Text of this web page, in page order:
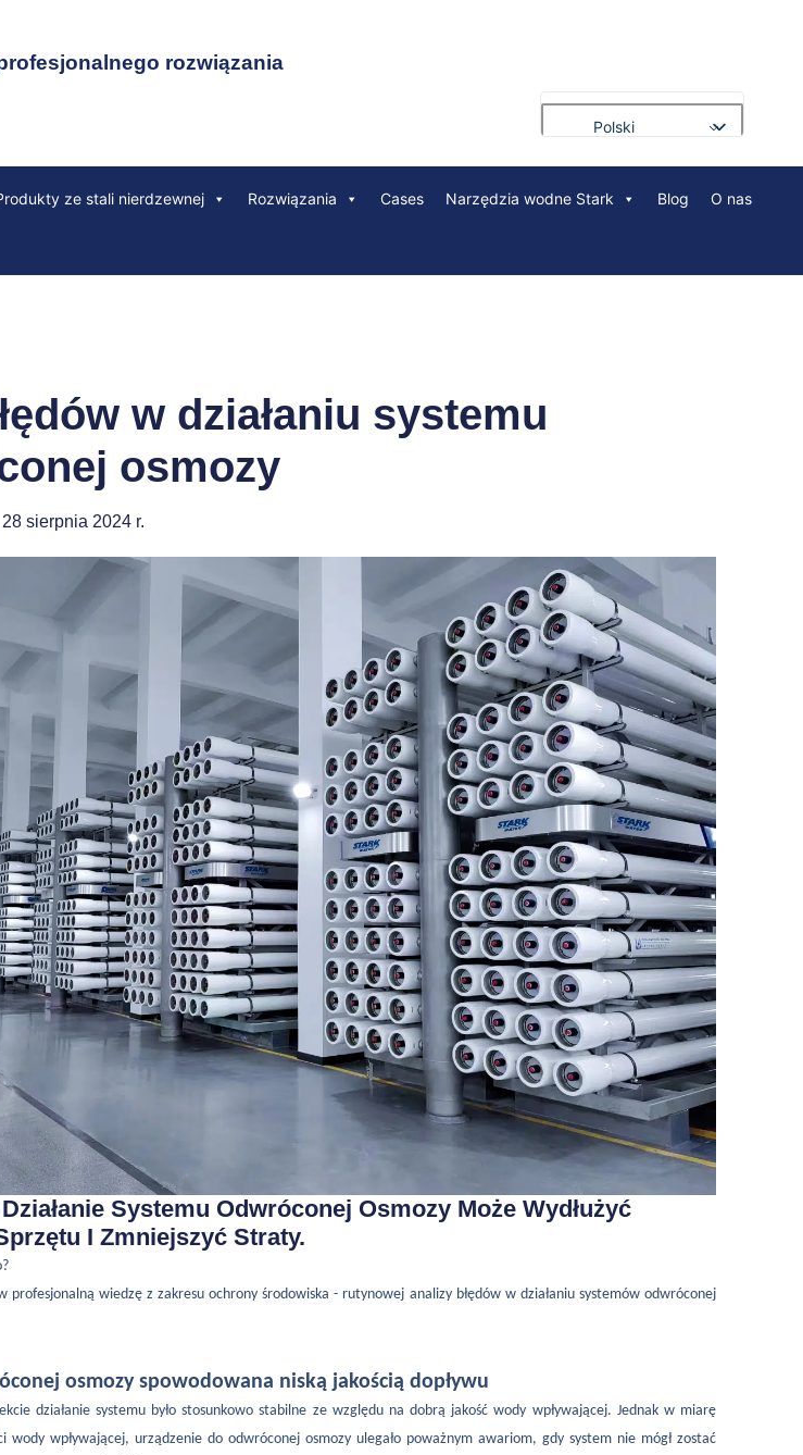
rozwiązania
Polski
ze stali nierdzewnej Rozwiązania Cases Narzędzia wodne Stark Blog O nas
w działaniu systemu
osmozy
28 sierpnia 2024 r.
Systemu Odwróconej Osmozy Może Wydłużyć
I Zmniejszyć Straty.
profesjonalną wiedzę z zakresu ochrony środowiska - rutynowej analizy błędów w działaniu systemów odwróconej
osmozy spowodowana niską jakością dopływu
działanie systemu było stosunkowo stabilne ze względu na dobrą jakość wody wpływającej. Jednak w miarę
wody wpływającej, urządzenie do odwróconej osmozy ulegało poważnym awariom, gdy system nie mógł zostać